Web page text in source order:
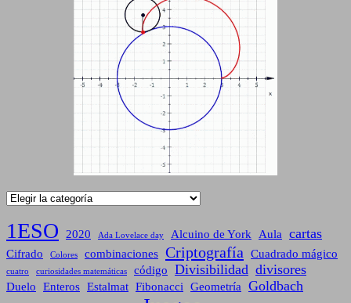
Categorías
1ESO 2020 Ada Lovelace day Alcuino de York Aula cartas
Cifrado Colores combinaciones Criptografía Cuadrado mágico
cuatro curiosidades matemáticas código Divisibilidad divisores
Duelo Enteros Estalmat Fibonacci Geometría Goldbach